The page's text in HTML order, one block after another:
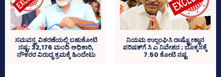
ಸಮವಸ್ತ್ರ ವಿತರಣೆಯಲ್ಲಿ ಬಹುಕೋಟಿ
ನಷ್ಟ; 32,176 ಮಂದಿ ಅಧಿಕಾರಿ,
ನೌಕರರ ವಿರುದ್ಧ ಕ್ರಮಕ್ಕೆ ಹಿಂದೇಟು
ನಿಯಮ ಉಲ್ಲಂಘಿಸಿ ರಾಷ್ಟ್ರೋತ್ಥಾನ
ಪರಿಷತ್‌ಗೆ ಸಿ ಎ ನಿವೇಶನ ; ಬೊಕ್ಕಸಕ್ಕೆ
7.50 ಕೋಟಿ ನಷ್ಟ